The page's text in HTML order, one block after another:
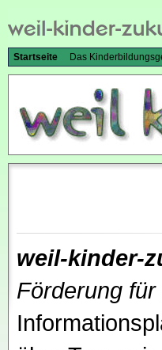
Startseite Das
weil-kinder-
Förderung für